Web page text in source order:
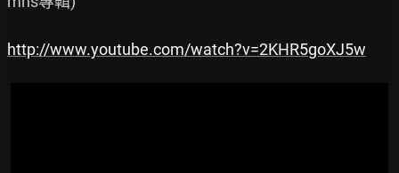
http://www.youtube.com/watch?v=2KHR5goXJ5w